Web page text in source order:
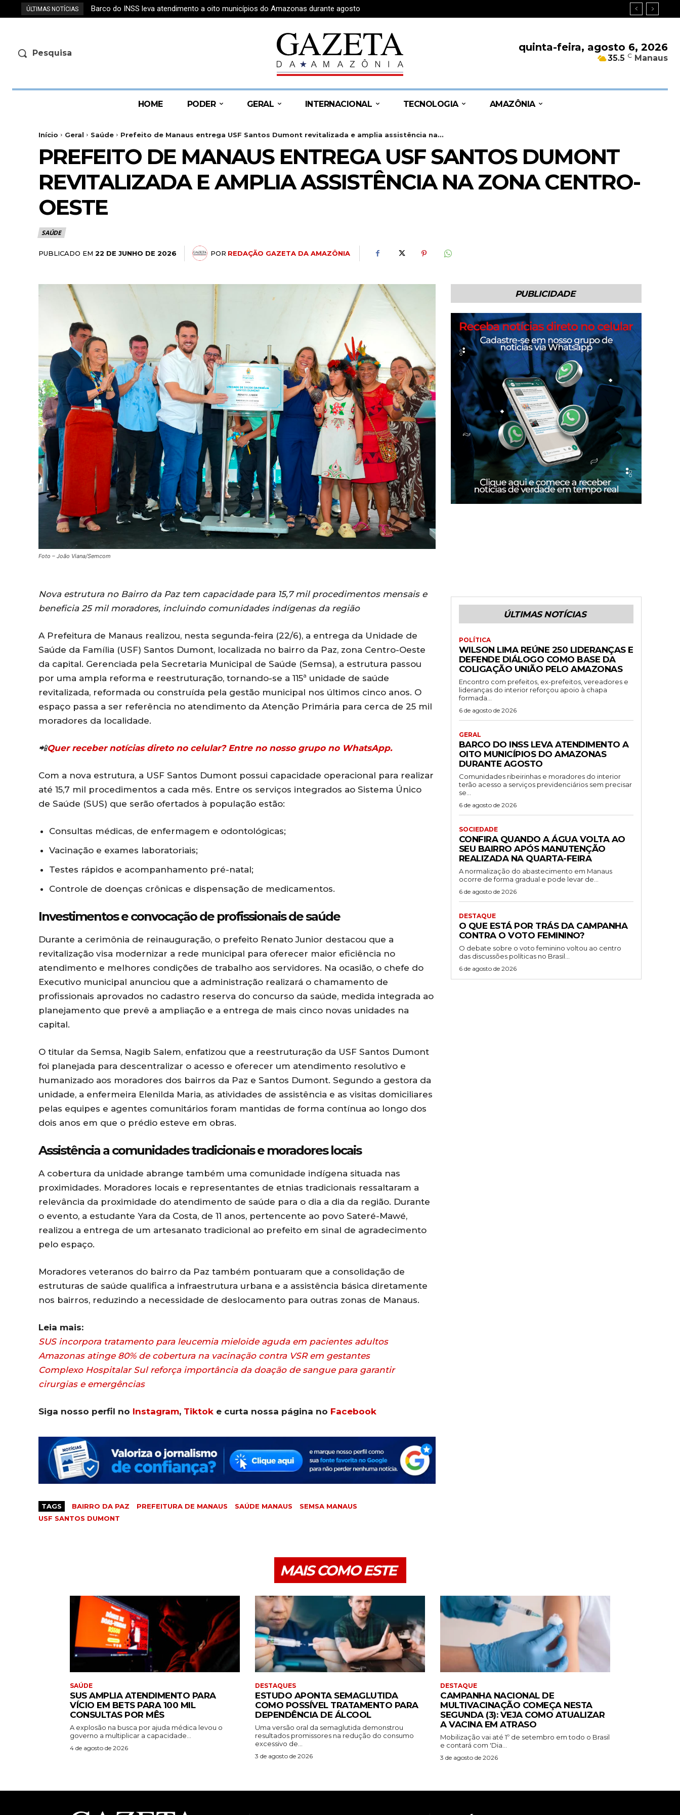
ÚLTIMAS NOTÍCIAS Barco do INSS leva atendimento a oito municípios do Amazonas durante agosto
Pesquisa quinta-feira, agosto 6, 2026
35.5 C Manaus
HOME PODER GERAL INTERNACIONAL TECNOLOGIA AMAZÔNIA
Início Geral Saúde Prefeito de Manaus entrega USF Santos Dumont revitalizada e amplia assistência na...
PREFEITO DE MANAUS ENTREGA USF SANTOS DUMONT
REVITALIZADA E AMPLIA ASSISTÊNCIA NA ZONA CENTRO-
OESTE
SAÚDE
PUBLICADO EM 22 DE JUNHO DE 2026 POR REDAÇÃO GAZETA DA AMAZÔNIA
Foto – João Viana/Semcom
PUBLICIDADE
Nova estrutura no Bairro da Paz tem capacidade para 15,7 mil procedimentos mensais e
beneficia 25 mil moradores, incluindo comunidades indígenas da região
A Prefeitura de Manaus realizou, nesta segunda-feira (22/6), a entrega da Unidade de
Saúde da Família (USF) Santos Dumont, localizada no bairro da Paz, zona Centro-Oeste
da capital. Gerenciada pela Secretaria Municipal de Saúde (Semsa), a estrutura passou
por uma ampla reforma e reestruturação, tornando-se a 115ª unidade de saúde
revitalizada, reformada ou construída pela gestão municipal nos últimos cinco anos. O
espaço passa a ser referência no atendimento da Atenção Primária para cerca de 25 mil
moradores da localidade.
📲Quer receber notícias direto no celular? Entre no nosso grupo no WhatsApp.
Com a nova estrutura, a USF Santos Dumont possui capacidade operacional para realizar
até 15,7 mil procedimentos a cada mês. Entre os serviços integrados ao Sistema Único
de Saúde (SUS) que serão ofertados à população estão:
Consultas médicas, de enfermagem e odontológicas;
Vacinação e exames laboratoriais;
Testes rápidos e acompanhamento pré-natal;
Controle de doenças crônicas e dispensação de medicamentos.
Investimentos e convocação de profissionais de saúde
Durante a cerimônia de reinauguração, o prefeito Renato Junior destacou que a
revitalização visa modernizar a rede municipal para oferecer maior eficiência no
atendimento e melhores condições de trabalho aos servidores. Na ocasião, o chefe do
Executivo municipal anunciou que a administração realizará o chamamento de
profissionais aprovados no cadastro reserva do concurso da saúde, medida integrada ao
planejamento que prevê a ampliação e a entrega de mais cinco novas unidades na
capital.
O titular da Semsa, Nagib Salem, enfatizou que a reestruturação da USF Santos Dumont
foi planejada para descentralizar o acesso e oferecer um atendimento resolutivo e
humanizado aos moradores dos bairros da Paz e Santos Dumont. Segundo a gestora da
unidade, a enfermeira Elenilda Maria, as atividades de assistência e as visitas domiciliares
pelas equipes e agentes comunitários foram mantidas de forma contínua ao longo dos
dois anos em que o prédio esteve em obras.
Assistência a comunidades tradicionais e moradores locais
A cobertura da unidade abrange também uma comunidade indígena situada nas
proximidades. Moradores locais e representantes de etnias tradicionais ressaltaram a
relevância da proximidade do atendimento de saúde para o dia a dia da região. Durante
o evento, a estudante Yara da Costa, de 11 anos, pertencente ao povo Sateré-Mawé,
realizou a entrega de um artesanato tradicional ao prefeito em sinal de agradecimento
pelo espaço.
Moradores veteranos do bairro da Paz também pontuaram que a consolidação de
estruturas de saúde qualifica a infraestrutura urbana e a assistência básica diretamente
nos bairros, reduzindo a necessidade de deslocamento para outras zonas de Manaus.
Leia mais:
SUS incorpora tratamento para leucemia mieloide aguda em pacientes adultos
Amazonas atinge 80% de cobertura na vacinação contra VSR em gestantes
Complexo Hospitalar Sul reforça importância da doação de sangue para garantir
cirurgias e emergências
Siga nosso perfil no Instagram, Tiktok e curta nossa página no Facebook
TAGS BAIRRO DA PAZ PREFEITURA DE MANAUS SAÚDE MANAUS
SEMSA MANAUS
USF SANTOS DUMONT
ÚLTIMAS NOTÍCIAS
POLÍTICA
WILSON LIMA REÚNE 250 LIDERANÇAS E
DEFENDE DIÁLOGO COMO BASE DA
COLIGAÇÃO UNIÃO PELO AMAZONAS
Encontro com prefeitos, ex-prefeitos, vereadores e
lideranças do interior reforçou apoio à chapa
formada...
6 de agosto de 2026
GERAL
BARCO DO INSS LEVA ATENDIMENTO A
OITO MUNICÍPIOS DO AMAZONAS
DURANTE AGOSTO
Comunidades ribeirinhas e moradores do interior
terão acesso a serviços previdenciários sem precisar
se...
6 de agosto de 2026
SOCIEDADE
CONFIRA QUANDO A ÁGUA VOLTA AO
SEU BAIRRO APÓS MANUTENÇÃO
REALIZADA NA QUARTA-FEIRA
A normalização do abastecimento em Manaus
ocorre de forma gradual e pode levar de...
6 de agosto de 2026
DESTAQUE
O QUE ESTÁ POR TRÁS DA CAMPANHA
CONTRA O VOTO FEMININO?
O debate sobre o voto feminino voltou ao centro
das discussões políticas no Brasil...
6 de agosto de 2026
MAIS COMO ESTE
SAÚDE
SUS AMPLIA ATENDIMENTO PARA
VÍCIO EM BETS PARA 100 MIL
CONSULTAS POR MÊS
A explosão na busca por ajuda médica levou o
governo a multiplicar a capacidade...
4 de agosto de 2026
DESTAQUES
ESTUDO APONTA SEMAGLUTIDA
COMO POSSÍVEL TRATAMENTO PARA
DEPENDÊNCIA DE ÁLCOOL
Uma versão oral da semaglutida demonstrou
resultados promissores na redução do consumo
excessivo de...
3 de agosto de 2026
DESTAQUE
CAMPANHA NACIONAL DE
MULTIVACINAÇÃO COMEÇA NESTA
SEGUNDA (3): VEJA COMO ATUALIZAR
A VACINA EM ATRASO
Mobilização vai até 1º de setembro em todo o Brasil
e contará com 'Dia...
3 de agosto de 2026